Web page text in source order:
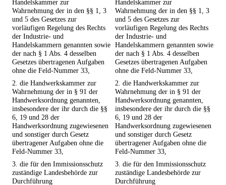
Handelskammer zur
Wahrnehmung der in den §§ 1, 3
und 5 des Gesetzes zur
vorläufigen Regelung des Rechts
der Industrie- und
Handelskammern genannten sowie
der nach § 1 Abs. 4 desselben
Gesetzes übertragenen Aufgaben
ohne die Feld-Nummer 33,
Handelskammer zur
Wahrnehmung der in den §§ 1, 3
und 5 des Gesetzes zur
vorläufigen Regelung des Rechts
der Industrie- und
Handelskammern genannten sowie
der nach § 1 Abs. 4 desselben
Gesetzes übertragenen Aufgaben
ohne die Feld-Nummer 33,
2. die Handwerkskammer zur
Wahrnehmung der in § 91 der
Handwerksordnung genannten,
insbesondere der ihr durch die §§
6, 19 und 28 der
Handwerksordnung zugewiesenen
und sonstiger durch Gesetz
übertragener Aufgaben ohne die
Feld-Nummer 33,
2. die Handwerkskammer zur
Wahrnehmung der in § 91 der
Handwerksordnung genannten,
insbesondere der ihr durch die §§
6, 19 und 28 der
Handwerksordnung zugewiesenen
und sonstiger durch Gesetz
übertragener Aufgaben ohne die
Feld-Nummer 33,
3. die für den Immissionsschutz
zuständige Landesbehörde zur
Durchführung
3. die für den Immissionsschutz
zuständige Landesbehörde zur
Durchführung